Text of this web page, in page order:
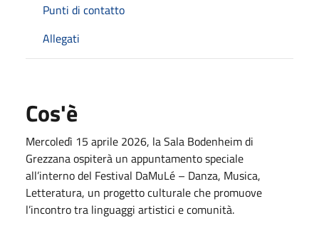
Punti di contatto
Allegati
Cos'è
Mercoledì 15 aprile 2026, la Sala Bodenheim di
Grezzana ospiterà un appuntamento speciale
all’interno del Festival DaMuLé – Danza, Musica,
Letteratura, un progetto culturale che promuove
l’incontro tra linguaggi artistici e comunità.